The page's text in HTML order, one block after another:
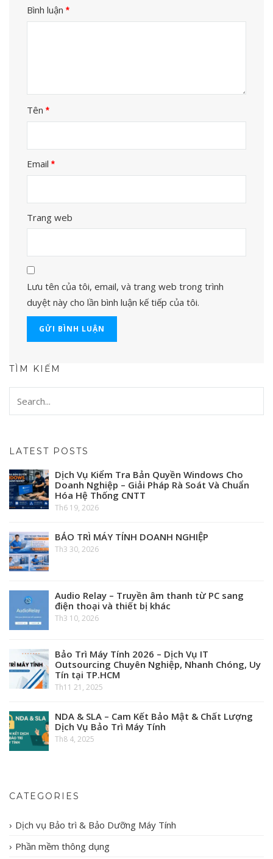
Bình luận*
Tên*
Email*
Trang web
Lưu tên của tôi, email, và trang web trong trình
duyệt này cho lần bình luận kế tiếp của tôi.
TÌM KIẾM
LATEST POSTS
Dịch Vụ Kiểm Tra Bản Quyền Windows Cho
Doanh Nghiệp – Giải Pháp Rà Soát Và Chuẩn
Hóa Hệ Thống CNTT
Th6 19, 2026
BẢO TRÌ MÁY TÍNH DOANH NGHIỆP
Th3 30, 2026
Audio Relay – Truyền âm thanh từ PC sang
điện thoại và thiết bị khác
Th3 10, 2026
Bảo Trì Máy Tính 2026 – Dịch Vụ IT
Outsourcing Chuyên Nghiệp, Nhanh Chóng, Uy
Tín tại TP.HCM
Th11 21, 2025
NDA & SLA – Cam Kết Bảo Mật & Chất Lượng
Dịch Vụ Bảo Trì Máy Tính
Th8 4, 2025
CATEGORIES
Dịch vụ Bảo trì & Bảo Dưỡng Máy Tính
Phần mềm thông dụng